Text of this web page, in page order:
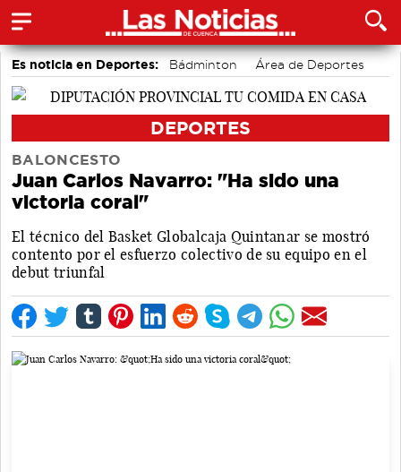
Es noticia en Deportes: Bádminton
Área de Deportes
Motor
DEPORTES
BALONCESTO
Juan Carlos Navarro: "Ha sido una
victoria coral"
El técnico del Basket Globalcaja Quintanar se mostró
contento por el esfuerzo colectivo de su equipo en el
debut triunfal